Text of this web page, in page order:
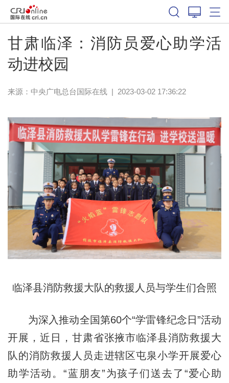
甘肃临泽：消防员爱心助学活
动进校园
来源：中央广电总台国际在线| 2023-03-02 17:36:22
临泽县消防救援大队的救援人员与学生们合照
为深入推动全国第60个“学雷锋纪念日”活动
开展，近日，甘肃省张掖市临泽县消防救援大
队的消防救援人员走进辖区屯泉小学开展爱心
助学活动。“蓝朋友”为孩子们送去了“爱心助